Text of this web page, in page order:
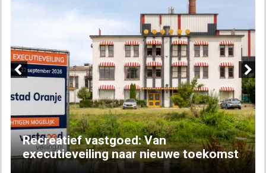
Recreatief vastgoed: Van
executieveiling naar nieuwe toekomst
Next